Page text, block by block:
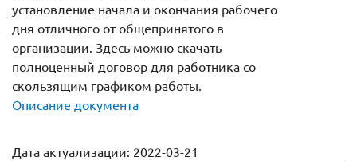
установление начала и окончания рабочего
дня отличного от общепринятого в
организации. Здесь можно скачать
полноценный договор для работника со
скользящим графиком работы.
Описание документа
Дата актуализации: 2022-03-21